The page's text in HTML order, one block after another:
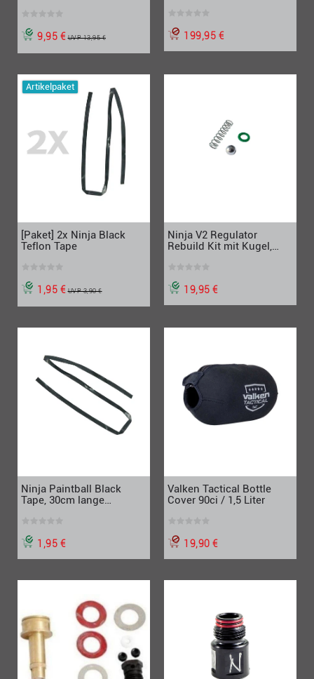
9,95 €UVP 13,95 € 199,95 €
Artikelpaket
[Paket] 2x Ninja Black
Teflon Tape
1,95 €UVP 3,90 €
Ninja V2 Regulator
Rebuild Kit mit Kugel,
19,95 €
Ninja Paintball Black
Tape, 30cm lange
1,95 €
Valken Tactical Bottle
Cover 90ci / 1,5 Liter
19,90 €